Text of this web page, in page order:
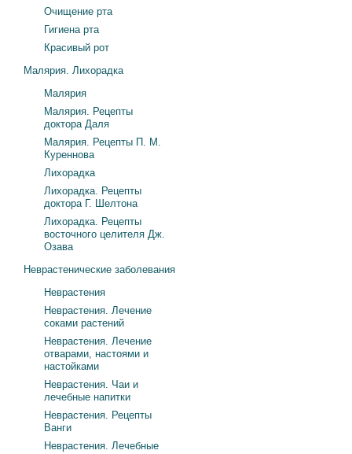
Очищение рта
Гигиена рта
Красивый рот
Малярия. Лихорадка
Малярия
Малярия. Рецепты
доктора Даля
Малярия. Рецепты П. М.
Куреннова
Лихорадка
Лихорадка. Рецепты
доктора Г. Шелтона
Лихорадка. Рецепты
восточного целителя Дж.
Озава
Неврастенические заболевания
Неврастения
Неврастения. Лечение
соками растений
Неврастения. Лечение
отварами, настоями и
настойками
Неврастения. Чаи и
лечебные напитки
Неврастения. Рецепты
Ванги
Неврастения. Лечебные